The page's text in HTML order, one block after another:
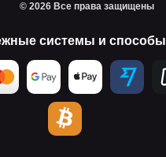
© 2026 Все права защищены
системы и способы